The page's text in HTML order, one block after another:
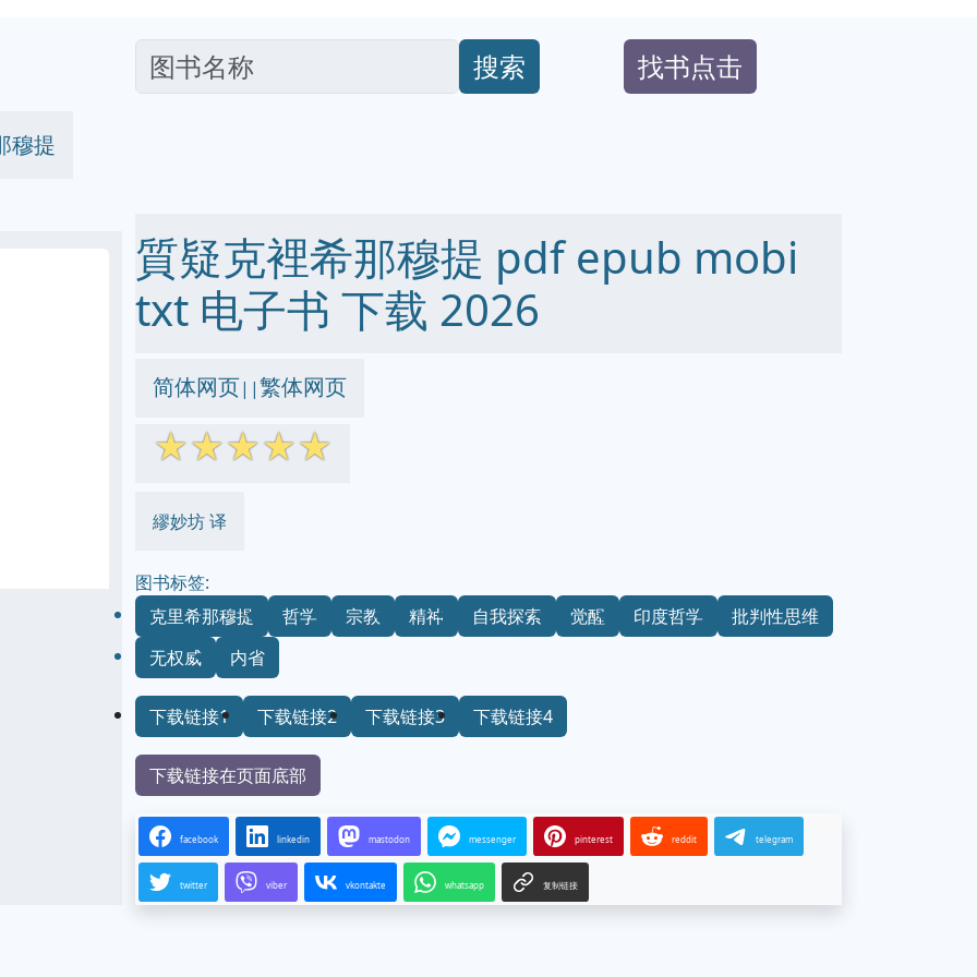
搜索 找书点击
穆提
質疑克裡希那穆提 pdf epub mobi
txt 电子书 下载 2026
简体网页||繁体网页
☆☆☆☆☆
繆妙坊 译
图书标签:
克里希那穆提
哲学 宗教 精神 自我探索 觉醒 印度哲学
批判性思维
无权威
内省
下载链接1 下载链接2 下载链接3 下载链接4
下载链接在页面底部
facebook linkedin mastodon messenger pinterest reddit telegram
twitter viber vkontakte whatsapp 复制链接